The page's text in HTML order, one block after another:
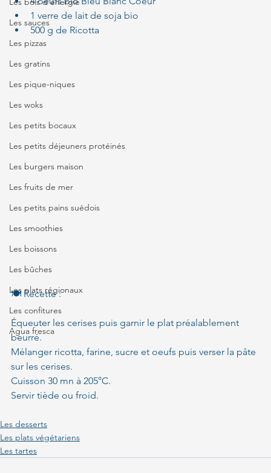
Les sauces
Les pizzas
Les gratins
Les pique-niques
Les woks
Les petits bocaux
Les petits déjeuners protéinés
Les burgers maison
Les fruits de mer
Les petits pains suédois
Les smoothies
Les boissons
Les bûches
Les plats régionaux
Les confitures
Agua fresca
1 verre de lait de soja bio
500 g de Ricotta
🍽️ Recette :
Équeuter les cerises puis garnir le plat préalablement
beurré.
Mélanger ricotta, farine, sucre et oeufs puis verser la pâte
sur les cerises.
Cuisson 30 mn à 205°C.
Servir tiède ou froid.
Les desserts
Les plats végétariens
Les tartes